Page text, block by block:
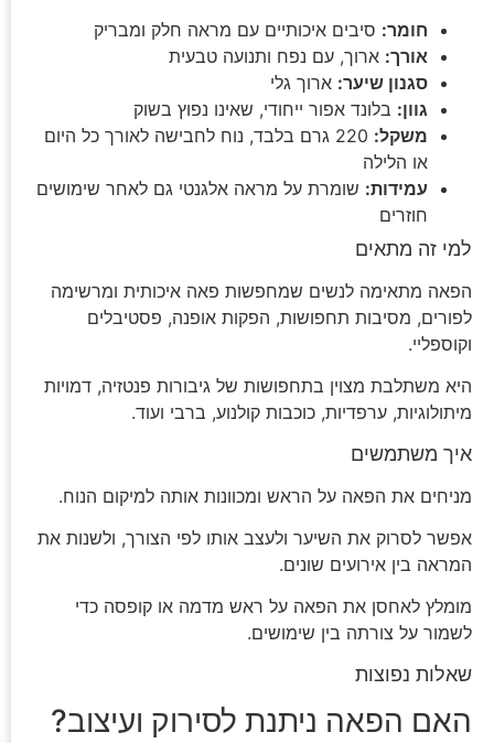
חומר: סיבים איכותיים עם מראה חלק ומבריק
אורך: ארוך, עם נפח ותנועה טבעית
סגנון שיער: ארוך גלי
גוון: בלונד אפור ייחודי, שאינו נפוץ בשוק
משקל:
220 גרם בלבד, נוח לחבישה לאורך כל היום
או הלילה
עמידות: שומרת על מראה אלגנטי גם לאחר שימושים
חוזרים
למי זה מתאים
הפאה מתאימה לנשים שמחפשות פאה איכותית ומרשימה
לפורים, מסיבות תחפושות, הפקות אופנה, פסטיבלים
וקוספליי.
היא משתלבת מצוין בתחפושות של גיבורות פנטזיה, דמויות
מיתולוגיות, ערפדיות, כוכבות קולנוע, ברבי ועוד.
איך משתמשים
מניחים את הפאה על הראש ומכוונות אותה למיקום הנוח.
אפשר לסרוק את השיער ולעצב אותו לפי הצורך, ולשנות את
המראה בין אירועים שונים.
מומלץ לאחסן את הפאה על ראש מדמה או קופסה כדי
לשמור על צורתה בין שימושים.
שאלות נפוצות
האם הפאה ניתנת לסירוק ועיצוב?